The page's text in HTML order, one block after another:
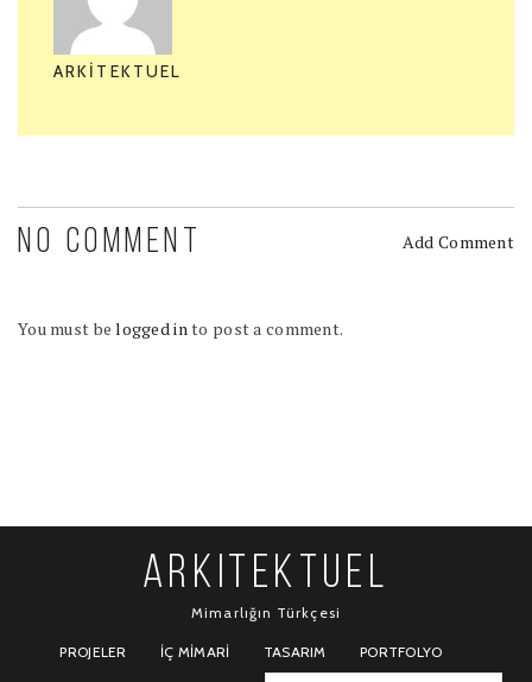
ARKITEKTUEL
NO COMMENT Add Comment
You must belogged in to post a comment.
ARKITEKTUEL
Mimarlığın Türkçesi
PROJELER İÇ MIMARI TASARIM PORTFOLYO